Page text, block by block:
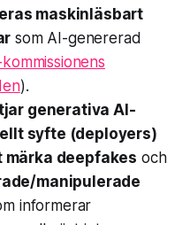
maskinläsbart
som AI-genererad
kommissionens
).
generativa AI-
syfte (deployers)
deepfakes och
manipulerade
informerar